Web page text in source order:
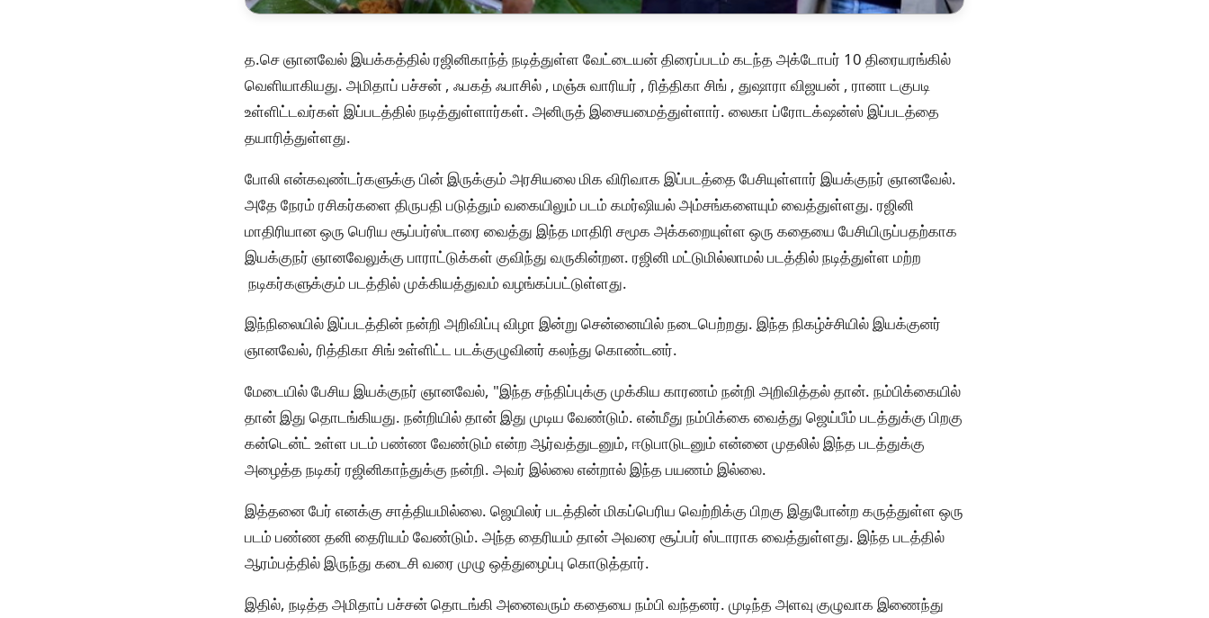
த.செ ஞானவேல் இயக்கத்தில் ரஜினிகாந்த் நடித்துள்ள வேட்டையன் திரைப்படம் கடந்த அக்டோபர் 10 திரையரங்கில்
வெளியாகியது. அமிதாப் பச்சன் , ஃபகத் ஃபாசில் , மஞ்சு வாரியர் , ரித்திகா சிங் , துஷாரா விஜயன் , ரானா டகுபடி
உள்ளிட்டவர்கள் இப்படத்தில் நடித்துள்ளார்கள். அனிருத் இசையமைத்துள்ளார். லைகா ப்ரோடக்‌ஷன்ஸ் இப்படத்தை
தயாரித்துள்ளது.
போலி என்கவுண்டர்களுக்கு பின் இருக்கும் அரசியலை மிக விரிவாக இப்படத்தை பேசியுள்ளார் இயக்குநர் ஞானவேல்.
அதே நேரம் ரசிகர்களை திருபதி படுத்தும் வகையிலும் படம் கமர்ஷியல் அம்சங்களையும் வைத்துள்ளது. ரஜினி
மாதிரியான ஒரு பெரிய சூப்பர்ஸ்டாரை வைத்து இந்த மாதிரி சமூக அக்கறையுள்ள ஒரு கதையை பேசியிருப்பதற்காக
இயக்குநர் ஞானவேலுக்கு பாராட்டுக்கள் குவிந்து வருகின்றன. ரஜினி மட்டுமில்லாமல் படத்தில் நடித்துள்ள மற்ற
நடிகர்களுக்கும் படத்தில் முக்கியத்துவம் வழங்கப்பட்டுள்ளது.
இந்நிலையில் இப்படத்தின் நன்றி அறிவிப்பு விழா இன்று சென்னையில் நடைபெற்றது. இந்த நிகழ்ச்சியில் இயக்குனர்
ஞானவேல், ரித்திகா சிங் உள்ளிட்ட படக்குழுவினர் கலந்து கொண்டனர்.
மேடையில் பேசிய இயக்குநர் ஞானவேல், "இந்த சந்திப்புக்கு முக்கிய காரணம் நன்றி அறிவித்தல் தான். நம்பிக்கையில்
தான் இது தொடங்கியது. நன்றியில் தான் இது முடிய வேண்டும். என்மீது நம்பிக்கை வைத்து ஜெய்பீம் படத்துக்கு பிறகு
கன்டென்ட் உள்ள படம் பண்ண வேண்டும் என்ற ஆர்வத்துடனும், ஈடுபாடுடனும் என்னை முதலில் இந்த படத்துக்கு
அழைத்த நடிகர் ரஜினிகாந்துக்கு நன்றி. அவர் இல்லை என்றால் இந்த பயணம் இல்லை.
இத்தனை பேர் எனக்கு சாத்தியமில்லை. ஜெயிலர் படத்தின் மிகப்பெரிய வெற்றிக்கு பிறகு இதுபோன்ற கருத்துள்ள ஒரு
படம் பண்ண தனி தைரியம் வேண்டும். அந்த தைரியம் தான் அவரை சூப்பர் ஸ்டாராக வைத்துள்ளது. இந்த படத்தில்
ஆரம்பத்தில் இருந்து கடைசி வரை முழு ஒத்துழைப்பு கொடுத்தார்.
இதில், நடித்த அமிதாப் பச்சன் தொடங்கி அனைவரும் கதையை நம்பி வந்தனர். முடிந்த அளவு குழுவாக இணைந்து